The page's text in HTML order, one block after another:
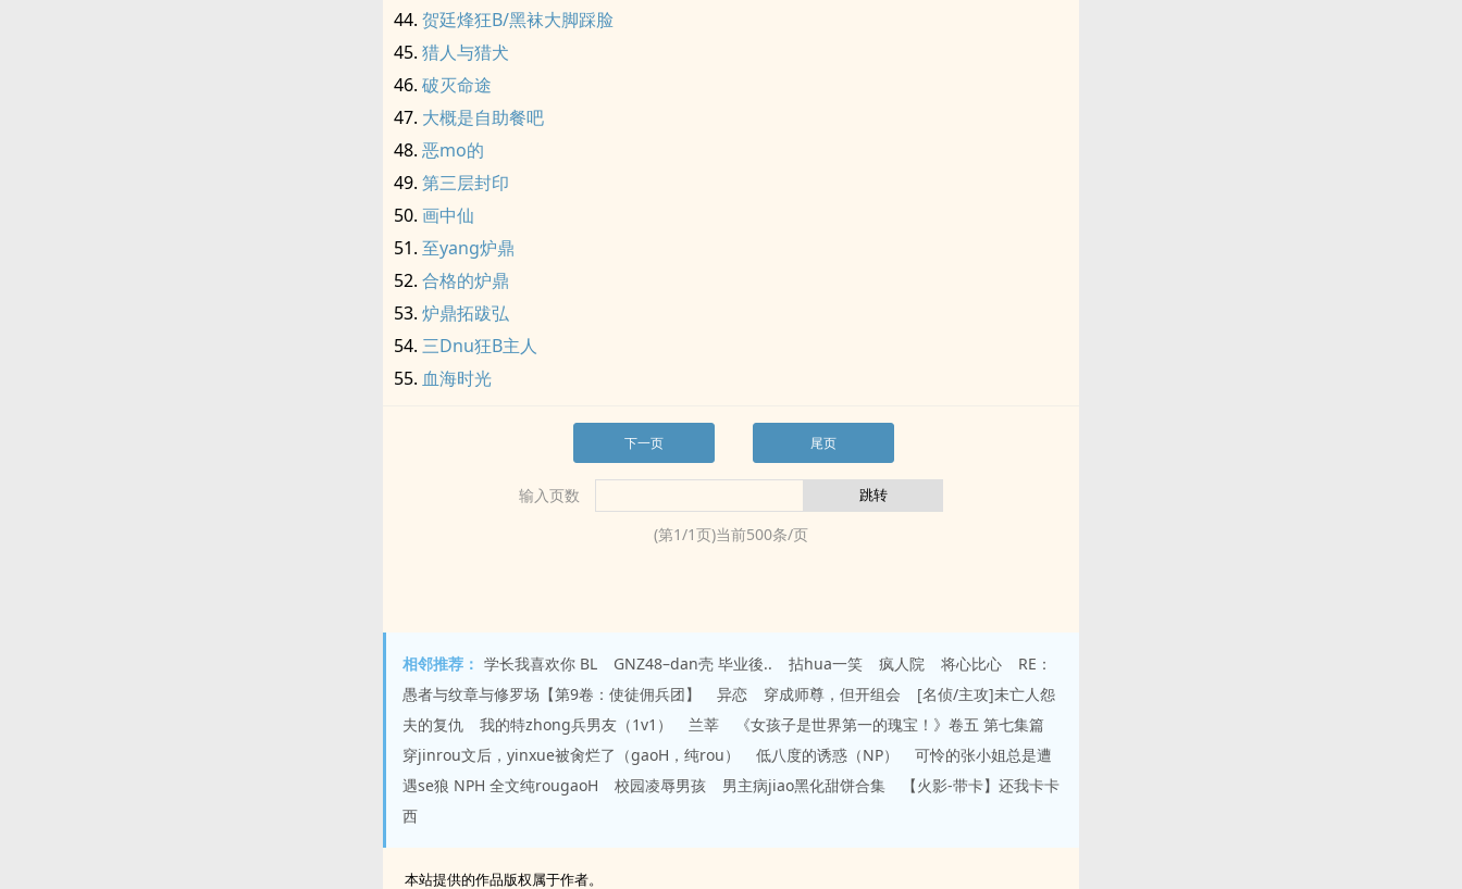
贺廷烽狂B/黑袜大脚踩脸
猎人与猎犬
破灭命途
大概是自助餐吧
恶mo的
第三层封印
画中仙
至yang炉鼎
合格的炉鼎
炉鼎拓跋弘
三Dnu狂B主人
血海时光
下一页 尾页
输入页数
(第1/1页)当前500条/页
相邻推荐： 学长我喜欢你 BL GNZ48–dan壳 毕业後.. 拈hua一笑 疯人院 将心比心
RE：
愚者与纹章与修罗场【第9卷：使徒佣兵团】
异恋 穿成师尊，但开组会
[名侦/主攻]未亡人怨
夫的复仇
我的特zhong兵男友（1v1） 兰莘
《女孩子是世界第一的瑰宝！》卷五 第七集篇
穿jinrou文后，yinxue被肏烂了（gaoH，纯rou）
低八度的诱惑（NP）
可怜的张小姐总是遭
遇se狼 NPH 全文纯rougaoH
校园凌辱男孩 男主病jiao黑化甜饼合集
【火影-带卡】还我卡卡
西
本站提供的作品版权属于作者。